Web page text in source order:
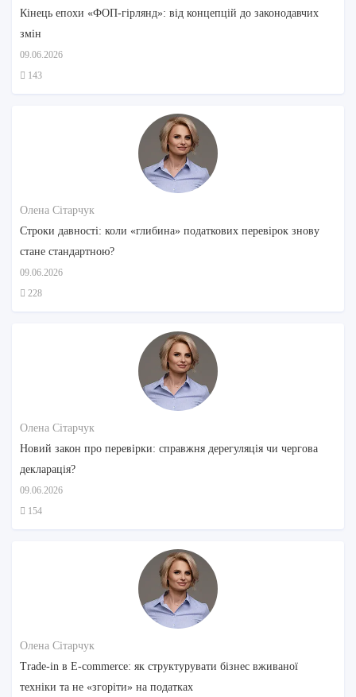
Кінець епохи «ФОП-гірлянд»: від концепцій до законодавчих
змін
09.06.2026
143
Олена Сітарчук
Строки давності: коли «глибина» податкових перевірок знову
стане стандартною?
09.06.2026
228
Олена Сітарчук
Новий закон про перевірки: справжня дерегуляція чи чергова
декларація?
09.06.2026
154
Олена Сітарчук
Trade-in в E-commerce: як структурувати бізнес вживаної
техніки та не «згоріти» на податках